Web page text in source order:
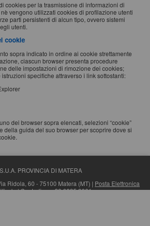
cookies per la trasmissione di informazioni di
vengono utilizzati cookies di profilazione utenti
parti persistenti di alcun tipo, ovvero sistemi
utenti.
cookie
sopra indicato in ordine ai cookie strettamente
ciascun browser presenta procedure
delle impostazioni di rimozione dei cookies;
specifiche attraverso i link sottostanti:
dei browser sopra elencati, selezioni “cookie”
della guida del suo browser per scoprire dove si
S.U.A. PROVINCIA DI MATERA
Ridola, 60 - 75100 Matera (MT) | Posta Elettronica
| Centralino: +39 0835 3061